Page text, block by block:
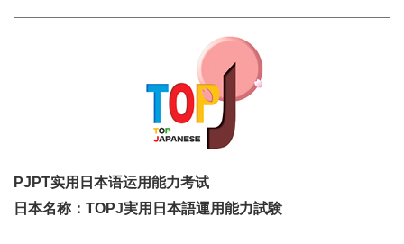
PJPT实用日本语运用能力考试
日本名称：TOPJ実用日本語運用能力試験